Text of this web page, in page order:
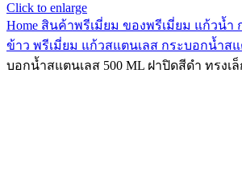
Click to enlarge
Home สินค้าพรีเมี่ยม ของพรีเมี่ยม แก้วน้ำ
ข้าว พรีเมี่ยม แก้วสแตนเลส กระบอกน้ำสแ
บอกน้ำสแตนเลส 500 ML ฝาปิดสีดำ ทรงเล็